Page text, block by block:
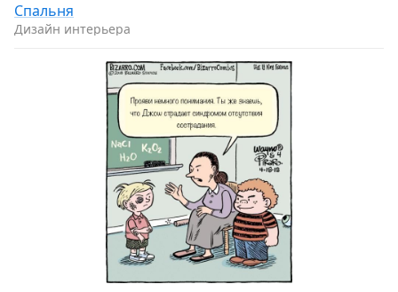
Спальня
Дизайн интерьера